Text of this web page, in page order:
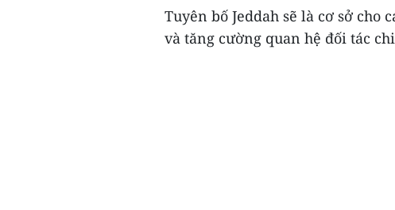
Tuyên bố Jeddah sẽ là cơ sở
và tăng cường quan hệ đối tác